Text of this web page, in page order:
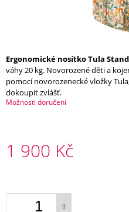
Ergonomické nosítko Tula
váhy 20 kg. Novorozené děti a
pomocí novorozenecké vložky
dokoupit zvlášť.
Možnosti doručení
1 900 Kč
U
Č
U
J
E
TULA
PROWL